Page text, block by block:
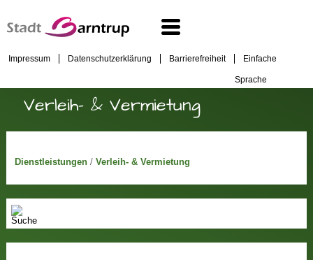
Impressum Datenschutzerklärung Barrierefreiheit Einfache
Sprache
Verleih- & Vermietung
Dienstleistungen/ Verleih- & Vermietung